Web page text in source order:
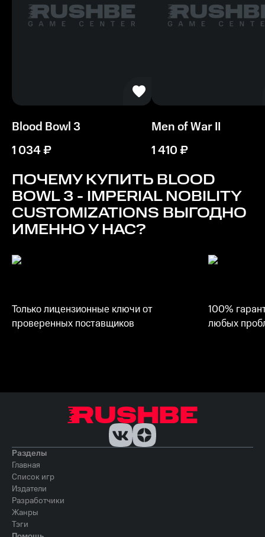
Blood Bowl 3
1 034₽
Men of War II
1 410₽
ПОЧЕМУ КУПИТЬ BLOOD
BOWL 3 - IMPERIAL NOBILITY
CUSTOMIZATIONS ВЫГОДНО
ИМЕННО У НАС?
Только лицензионные ключи от
проверенных поставщиков
100%
любых
Разделы
Главная
Список игр
Издатели
Разработчики
Жанры
Тэги